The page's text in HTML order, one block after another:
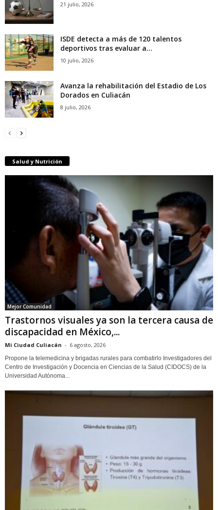
21 julio, 2026
ISDE detecta a más de 120 talentos
deportivos tras evaluar a...
10 julio, 2026
Avanza la rehabilitación del Estadio de Los
Dorados en Culiacán
8 julio, 2026
Salud y Nutrición
Mejor Comunidad
Trastornos visuales ya son la tercera causa de
discapacidad en México,...
Mi Ciudad Culiacán - 6 agosto, 2026
Propone la telemedicina y brigadas rurales para combatirlo Investigadores del
Centro de Investigación y Docencia en Ciencias de la Salud (CIDOCS) de la
Universidad Autónoma...